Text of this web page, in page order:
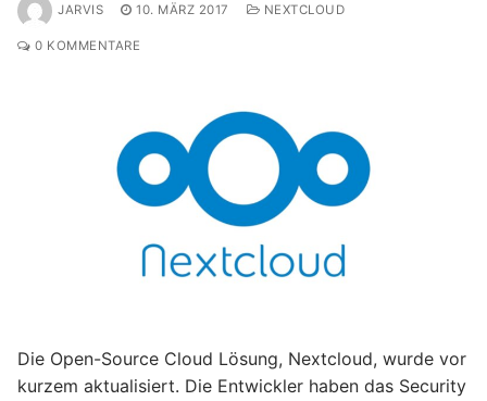
JARVIS 10. MÄRZ 2017 NEXTCLOUD
0 KOMMENTARE
Die Open-Source Cloud Lösung, Nextcloud, wurde vor
kurzem aktualisiert. Die Entwickler haben das Security